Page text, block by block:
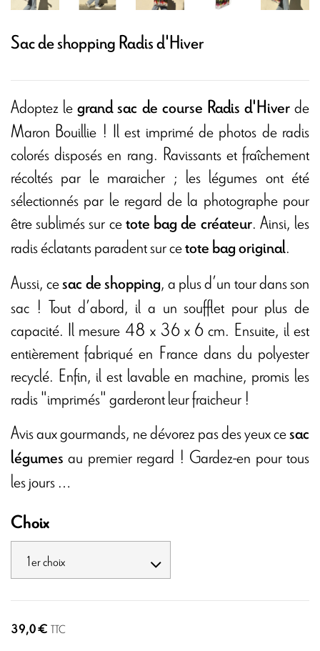
Sac de shopping Radis d'Hiver
Adoptez legrand sac de course Radis d'Hiverde
Maron Bouillie ! Il est imprimé de photos de radis
colorés disposés en rang. Ravissants et fraîchement
récoltés par le maraicher ; les légumes ont été
sélectionnés par le regard de la photographe pour
être sublimés sur cetote bag de créateur. Ainsi, les
radis éclatants paradent sur cetote bag original.
Aussi, cesac de shopping, a plus d’un tour dans son
sac ! Tout d’abord, il a un soufflet pour plus de
capacité. Il mesure 48 x 36 x 6 cm. Ensuite, il est
entièrement fabriqué en France dans du polyester
recyclé. Enfin, il est lavable en machine, promis les
radis "imprimés" garderont leur fraicheur !
Avis aux gourmands, ne dévorez pas des yeux cesac
légumes au premier regard ! Gardez-en pour tous
les jours …
Choix
39,0 € TTC